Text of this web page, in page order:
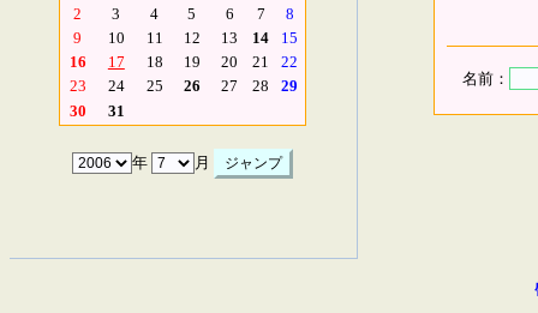
2
3 4 5 6 7
8
9
10 11 12 13 14
15
16
17 18 19 20 21
22
23
24 25 26 27 28
29
30
31
年 月
名前：